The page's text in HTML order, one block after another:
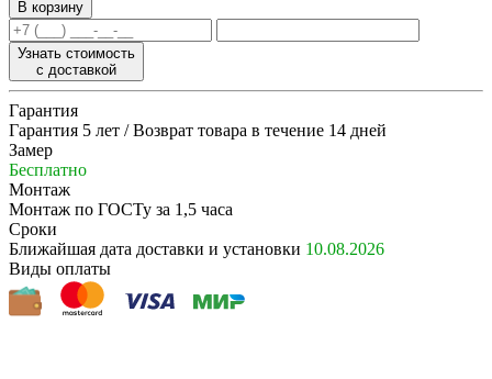
Узнать стоимость
с доставкой
Гарантия
Гарантия 5 лет / Возврат товара в течение 14 дней
Замер
Бесплатно
Монтаж
Монтаж по ГОСТу за 1,5 часа
Сроки
Ближайшая дата доставки и установки 10.08.2026
Виды оплаты